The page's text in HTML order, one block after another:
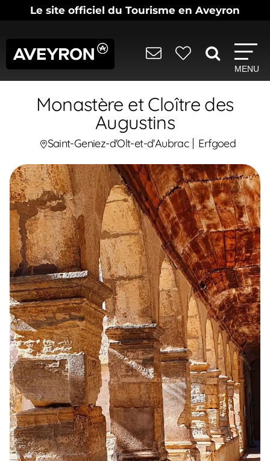
Le site officiel du Tourisme en Aveyron
MENU
Monastère et Cloître des
Augustins
Saint-Geniez-d'Olt-et-d'Aubrac Erfgoed